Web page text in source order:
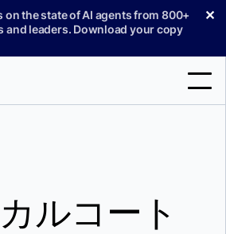
on the state of AI agents from 800+
and leaders. Download your copy
✕
ルコート